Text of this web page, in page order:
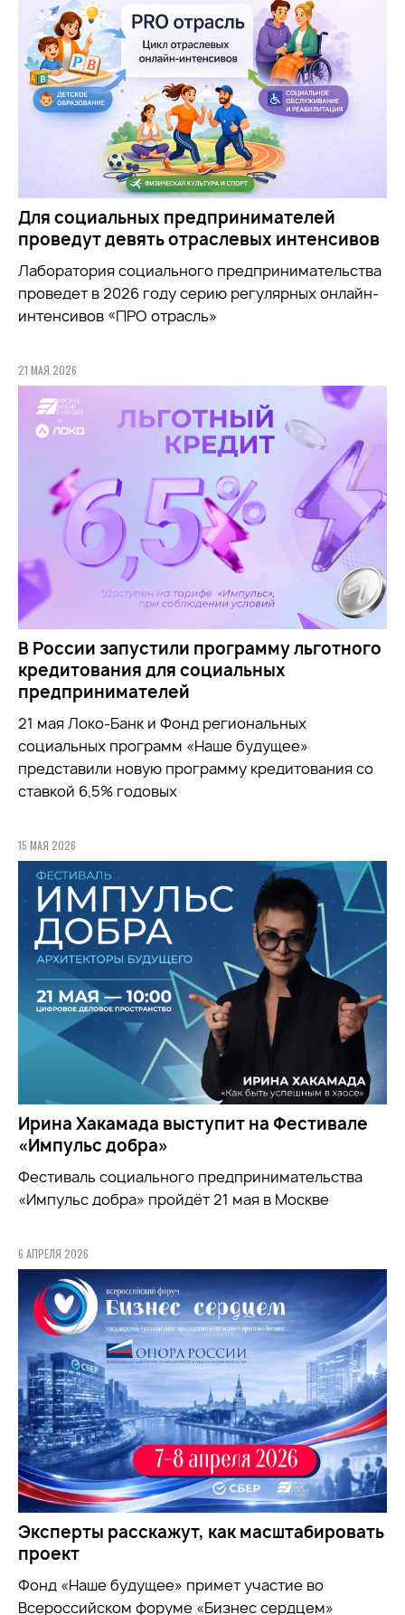
Для социальных предпринимателей
проведут девять отраслевых интенсивов
Лаборатория социального предпринимательства
проведет в 2026 году серию регулярных онлайн-
интенсивов «ПРО отрасль»
21 МАЯ 2026
В России запустили программу льготного
кредитования для социальных
предпринимателей
21 мая Локо-Банк и Фонд региональных
социальных программ «Наше будущее»
представили новую программу кредитования со
ставкой 6,5% годовых
15 МАЯ 2026
Ирина Хакамада выступит на Фестивале
«Импульс добра»
Фестиваль социального предпринимательства
«Импульс добра» пройдёт 21 мая в Москве
6 АПРЕЛЯ 2026
Эксперты расскажут, как масштабировать
проект
Фонд «Наше будущее» примет участие во
Всероссийском форуме «Бизнес сердцем»